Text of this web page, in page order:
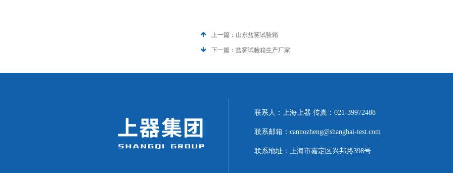
上一篇： 山东盐雾试验箱
下一篇： 盐雾试验箱生产厂家
联系人：上海上器 传真：021-39972488
联系邮箱：cannozheng@shanghai-test.com
联系地址：上海市嘉定区兴邦路398号